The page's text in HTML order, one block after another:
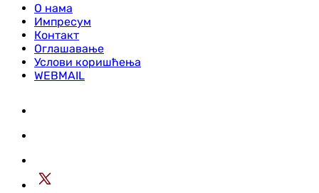
О нама
Импресум
Контакт
Оглашавање
Услови коришћења
WEBMAIL